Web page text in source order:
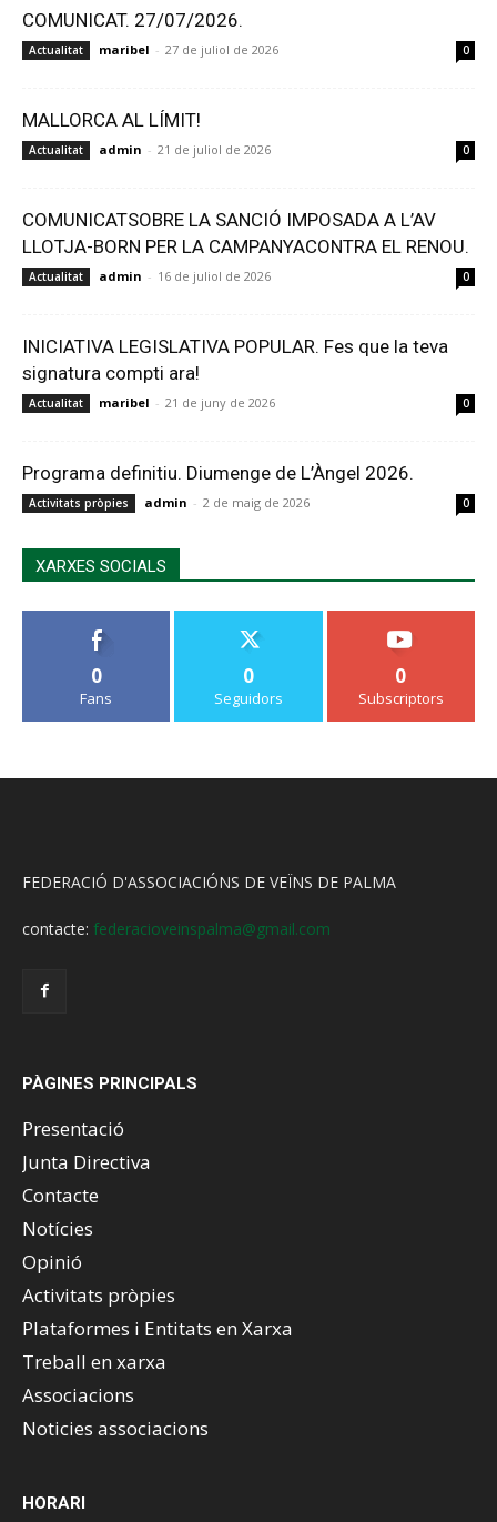
COMUNICAT. 27/07/2026.
Actualitat maribel - 27 de juliol de 2026 0
MALLORCA AL LÍMIT!
Actualitat admin - 21 de juliol de 2026 0
COMUNICATSOBRE LA SANCIÓ IMPOSADA A L’AV
LLOTJA-BORN PER LA CAMPANYACONTRA EL RENOU.
Actualitat admin - 16 de juliol de 2026 0
INICIATIVA LEGISLATIVA POPULAR. Fes que la teva
signatura compti ara!
Actualitat maribel - 21 de juny de 2026 0
Programa definitiu. Diumenge de L’Àngel 2026.
Activitats pròpies admin - 2 de maig de 2026 0
XARXES SOCIALS
0
Fans
0
Seguidors
0
Subscriptors
FEDERACIÓ D'ASSOCIACIÓNS DE VEÏNS DE PALMA
contacte: federacioveinspalma@gmail.com
PÀGINES PRINCIPALS
Presentació
Junta Directiva
Contacte
Notícies
Opinió
Activitats pròpies
Plataformes i Entitats en Xarxa
Treball en xarxa
Associacions
Noticies associacions
HORARI